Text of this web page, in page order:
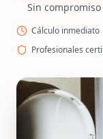
Sin compromiso
Cálculo inmediato
Profesionales